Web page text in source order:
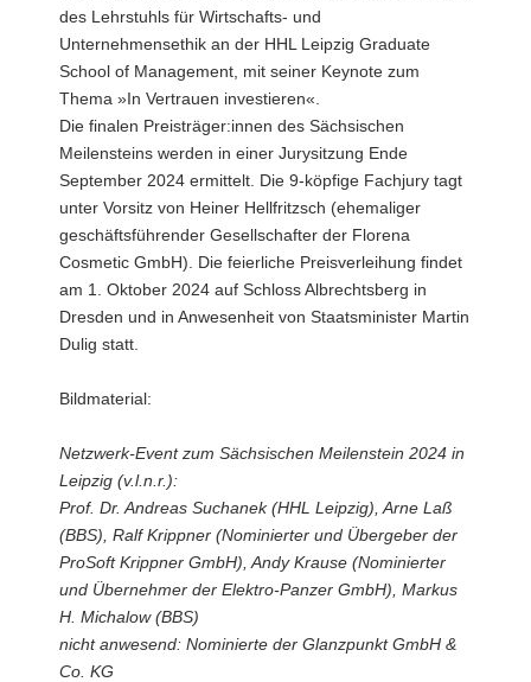
des Lehrstuhls für Wirtschafts- und
Unternehmensethik an der HHL Leipzig Graduate
School of Management, mit seiner Keynote zum
Thema »In Vertrauen investieren«.
Die finalen Preisträger:innen des Sächsischen
Meilensteins werden in einer Jurysitzung Ende
September 2024 ermittelt. Die 9-köpfige Fachjury tagt
unter Vorsitz von Heiner Hellfritzsch (ehemaliger
geschäftsführender Gesellschafter der Florena
Cosmetic GmbH). Die feierliche Preisverleihung findet
am 1. Oktober 2024 auf Schloss Albrechtsberg in
Dresden und in Anwesenheit von Staatsminister Martin
Dulig statt.
Bildmaterial:
Netzwerk-Event zum Sächsischen Meilenstein 2024 in
Leipzig (v.l.n.r.):
Prof. Dr. Andreas Suchanek (HHL Leipzig), Arne Laß
(BBS), Ralf Krippner (Nominierter und Übergeber der
ProSoft Krippner GmbH), Andy Krause (Nominierter
und Übernehmer der Elektro-Panzer GmbH), Markus
H. Michalow (BBS)
nicht anwesend: Nominierte der Glanzpunkt GmbH &
Co. KG